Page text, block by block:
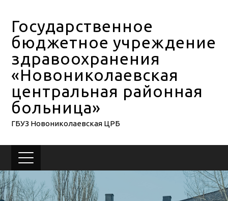
Государственное
бюджетное учреждение
здравоохранения
«Новониколаевская
центральная районная
больница»
ГБУЗ Новониколаевская ЦРБ